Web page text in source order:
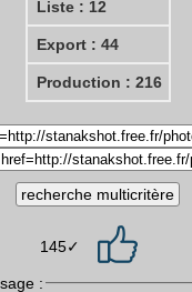
Liste : 12
Export : 44
Production : 216
145✓
: